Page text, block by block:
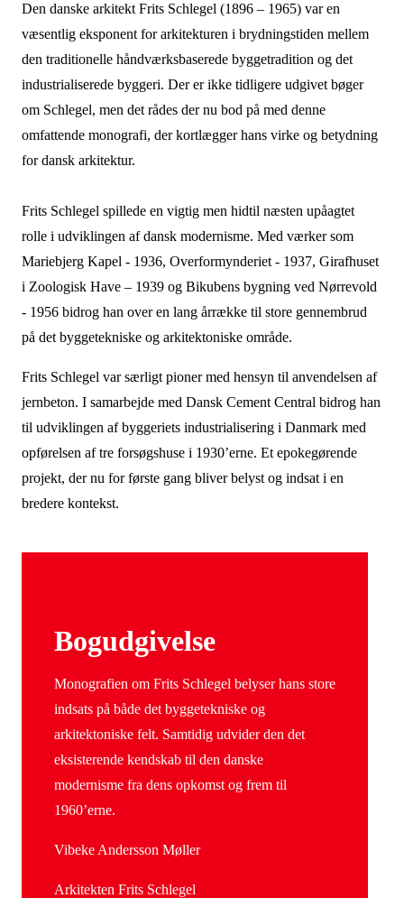
Den danske arkitekt Frits Schlegel (1896 – 1965) var en
væsentlig eksponent for arkitekturen i brydningstiden mellem
den traditionelle håndværksbaserede byggetradition og det
industrialiserede byggeri. Der er ikke tidligere udgivet bøger
om Schlegel, men det rådes der nu bod på med denne
omfattende monografi, der kortlægger hans virke og betydning
for dansk arkitektur.
Frits Schlegel spillede en vigtig men hidtil næsten upåagtet
rolle i udviklingen af dansk modernisme. Med værker som
Mariebjerg Kapel - 1936, Overformynderiet - 1937, Girafhuset
i Zoologisk Have – 1939 og Bikubens bygning ved Nørrevold
- 1956 bidrog han over en lang årrække til store gennembrud
på det byggetekniske og arkitektoniske område.
Frits Schlegel var særligt pioner med hensyn til anvendelsen af
jernbeton. I samarbejde med Dansk Cement Central bidrog han
til udviklingen af byggeriets industrialisering i Danmark med
opførelsen af tre forsøgshuse i 1930’erne. Et epokegørende
projekt, der nu for første gang bliver belyst og indsat i en
bredere kontekst.
Bogudgivelse
Monografien om Frits Schlegel belyser hans store
indsats på både det byggetekniske og
arkitektoniske felt. Samtidig udvider den det
eksisterende kendskab til den danske
modernisme fra dens opkomst og frem til
1960’erne.
Vibeke Andersson Møller
Arkitekten Frits Schlegel